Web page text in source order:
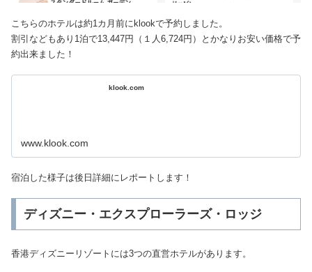
こちらのホテルは約1カ月前にklookで予約しました。
割引などもあり1泊で13,447円（１人6,724円）とかなりお安い価格で予
約出来ました！
klook.com
www.klook.com
宿泊した様子は後日詳細にレポートします！
ディズニー・エクスプローラーズ・ロッジ
香港ディズニーリゾートには3つの直営ホテルがあります。